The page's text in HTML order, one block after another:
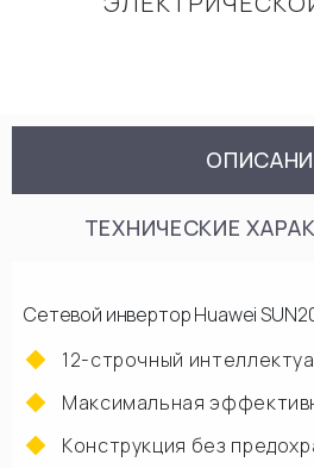
ТЕХНИЧЕСКИЕ
Сетевой инвертор Huawei
12-строчный
Максимальная
Конструкция без